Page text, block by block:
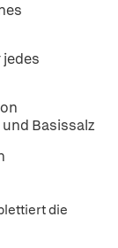
Basissalz
die